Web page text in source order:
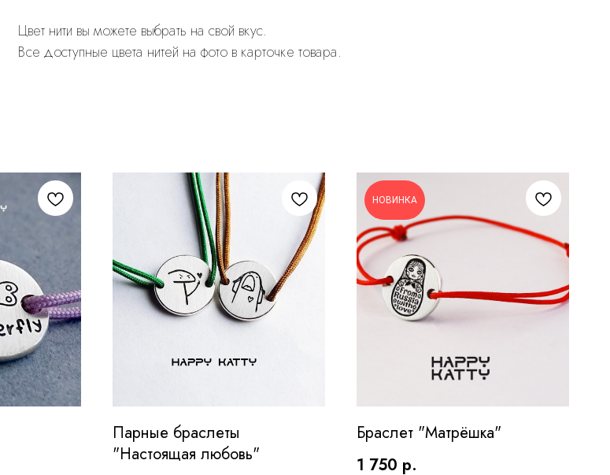
Цвет нити вы можете выбрать на свой вкус.
Все доступные цвета нитей на фото в карточке товара.
Парные браслеты
"Настоящая любовь"
НОВИНКА
Браслет "Матрёшка"
1 750 р.